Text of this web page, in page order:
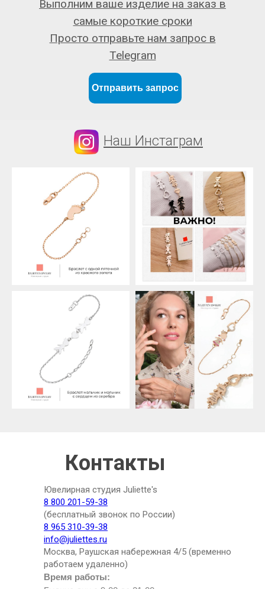
Отправить запрос
Выполним ваше изделие на заказ в
самые короткие сроки
Просто отправьте нам запрос в
Telegram
Наш Инстаграм
Время работы:
Ювелирная студия Juliette's
8 800 201-59-38
(бесплатный звонок по России)
8 965 310-39-38
info@juliettes.ru
Москва, Раушская набережная 4/5 (временно
работаем удаленно)
Контакты